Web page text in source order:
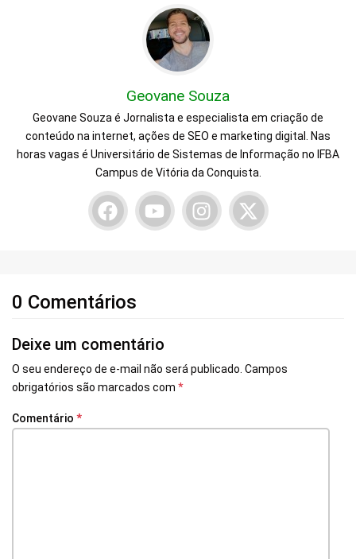
Geovane Souza
Geovane Souza é Jornalista e especialista em criação de
conteúdo na internet, ações de SEO e marketing digital. Nas
horas vagas é Universitário de Sistemas de Informação no IFBA
Campus de Vitória da Conquista.
0 Comentários
Deixe um comentário
O seu endereço de e-mail não será publicado. Campos
obrigatórios são marcados com *
Comentário *